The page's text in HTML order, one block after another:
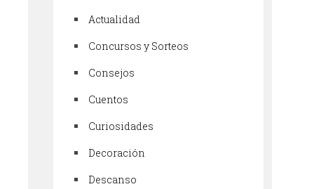
Actualidad
Concursos y Sorteos
Consejos
Cuentos
Curiosidades
Decoración
Descanso